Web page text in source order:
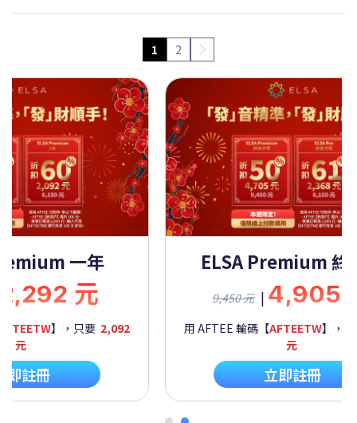
1 2
一年
2,292 元
】，只要 2,092
元
即註冊
ELSA Premium 終
9,450 元 | 4,905
用 AFTEE 輸碼【AFTEETW】，
元
立即註冊